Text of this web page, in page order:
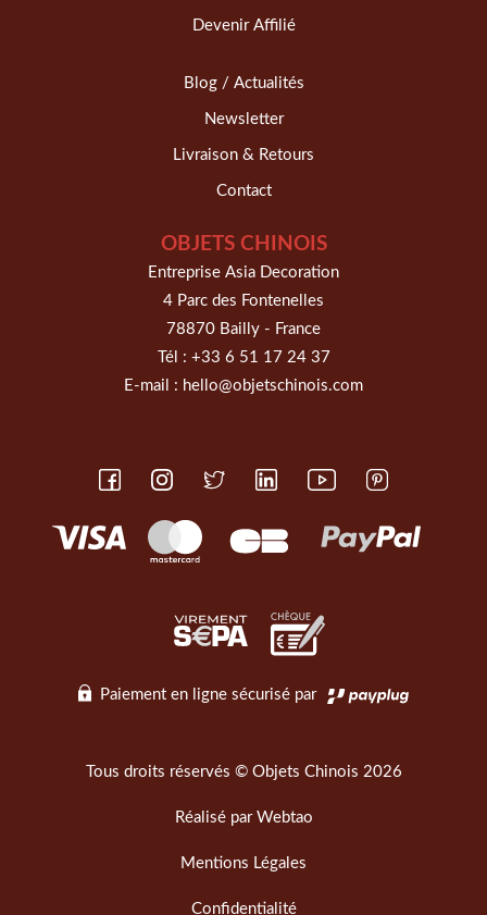
Devenir Affilié
Blog / Actualités
Newsletter
Livraison & Retours
Contact
OBJETS CHINOIS
Entreprise Asia Decoration
4 Parc des Fontenelles
78870 Bailly - France
Tél : +33 6 51 17 24 37
E-mail : hello@objetschinois.com
Paiement en ligne sécurisé par
Tous droits réservés © Objets Chinois 2026
Réalisé par Webtao
Mentions Légales
Confidentialité